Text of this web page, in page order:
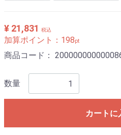
¥ 21,831 税込
加算ポイント： 198pt
商品コード：
数量
カートに